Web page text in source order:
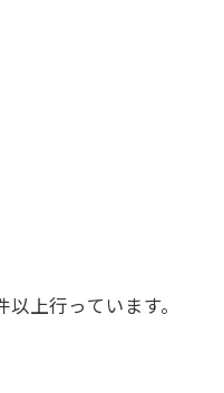
上行っています。